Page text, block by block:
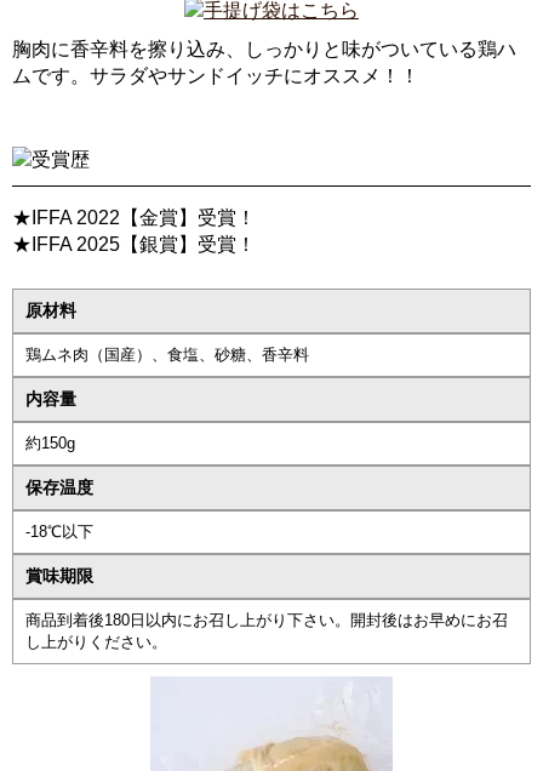
胸肉に香辛料を擦り込み、しっかりと味がついている鶏ハ
ムです。サラダやサンドイッチにオススメ！！
★IFFA 2022【金賞】受賞！
★IFFA 2025【銀賞】受賞！
原材料
鶏ムネ肉（国産）、食塩、砂糖、香辛料
内容量
約150g
保存温度
-18℃以下
賞味期限
商品到着後180日以内にお召し上がり下さい。開封後はお早めにお召
し上がりください。